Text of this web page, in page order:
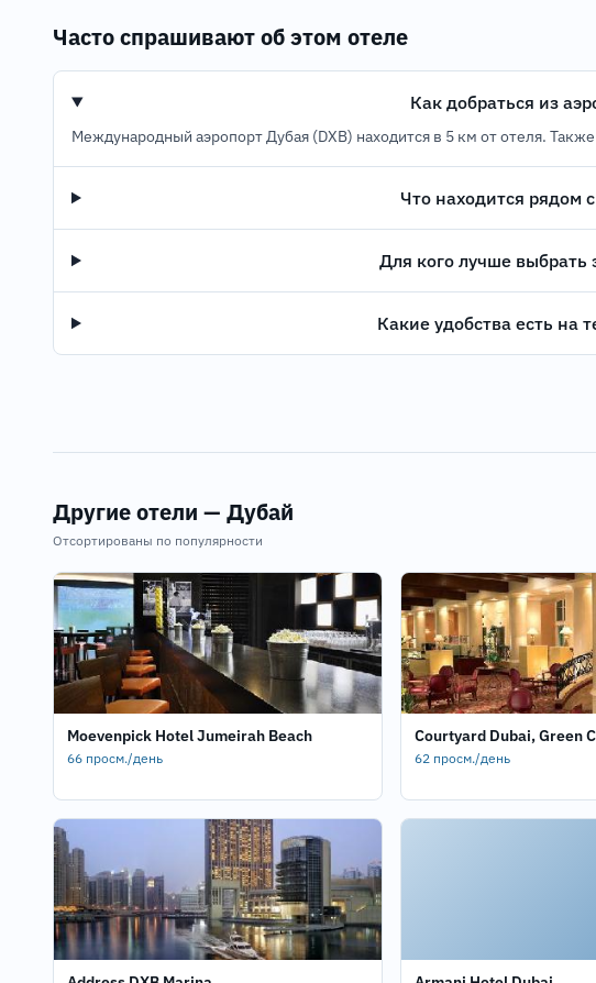
Часто спрашивают об этом отеле
Как добраться из
Международный аэропорт Дубая (DXB) находится в 5 км от отеля.
Что находится рядом
Для кого лучше выбрать
Какие удобства есть на
Другие отели — Дубай
Отсортированы по популярности
Moevenpick Hotel Jumeirah Beach
66 просм./день
Courtyard Dubai, Green
62 просм./день